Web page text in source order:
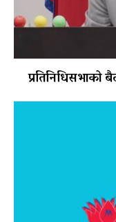
प्रतिनिधिसभाको